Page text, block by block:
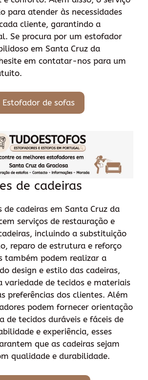
para atender às necessidades
cliente, garantindo a
Se procura por um estofador
em Santa Cruz da
em contatar-nos para um
Estofador de sofas
de cadeiras
de cadeiras em Santa Cruz da
serviços de restauração e
incluindo a substituição
reparo de estrutura e reforço
também podem realizar a
design e estilo das cadeiras,
variedade de tecidos e materiais
preferências dos clientes. Além
podem fornecer orientação
de tecidos duráveis e fáceis de
e experiência, esses
que as cadeiras sejam
qualidade e durabilidade.